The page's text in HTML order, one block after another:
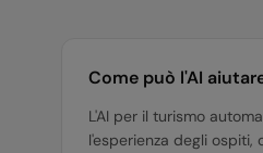
Come può l'AI
L'AI per il turismo
l'esperienza degli ospiti,